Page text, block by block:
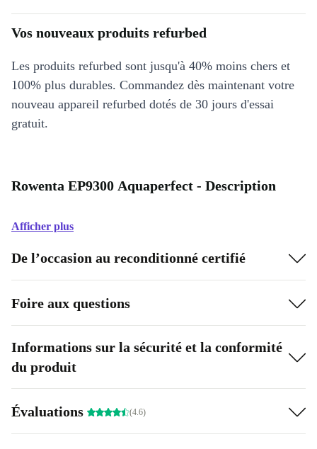
Vos nouveaux produits refurbed
Les produits refurbed sont jusqu'à 40% moins chers et
100% plus durables. Commandez dès maintenant votre
nouveau appareil refurbed dotés de 30 jours d'essai
gratuit.
Rowenta EP9300 Aquaperfect - Description
Afficher plus
De l’occasion au reconditionné certifié
Foire aux questions
Informations sur la sécurité et la conformité
du produit
Évaluations (4.6)